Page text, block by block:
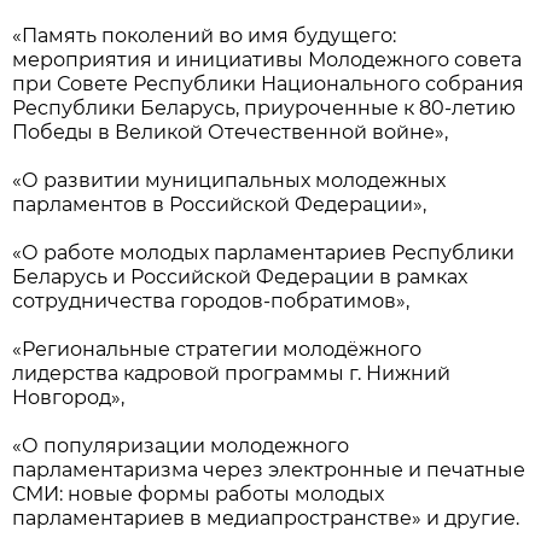
«Память поколений во имя будущего:
мероприятия и инициативы Молодежного совета
при Совете Республики Национального собрания
Республики Беларусь, приуроченные к 80-летию
Победы в Великой Отечественной войне»,
«О развитии муниципальных молодежных
парламентов в Российской Федерации»,
«О работе молодых парламентариев Республики
Беларусь и Российской Федерации в рамках
сотрудничества городов-побратимов»,
«Региональные стратегии молодёжного
лидерства кадровой программы г. Нижний
Новгород»,
«О популяризации молодежного
парламентаризма через электронные и печатные
СМИ: новые формы работы молодых
парламентариев в медиапространстве» и другие.